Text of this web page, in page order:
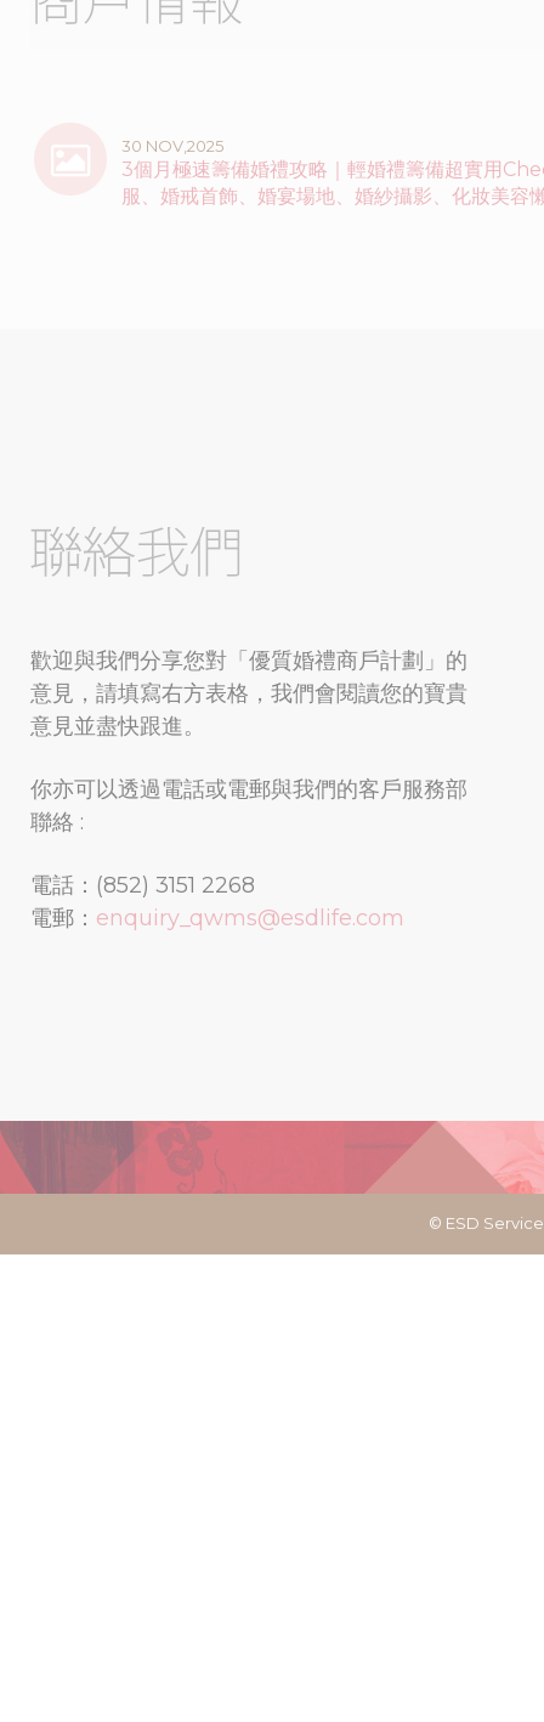
30 NOV,2025
3個月極速籌備婚禮攻略｜輕婚禮籌備超實用
服、婚戒首飾、婚宴場地、婚紗攝影、化妝美容
歡迎與我們分享您對「優質婚禮商戶計劃」的
意見，請填寫右方表格，我們會閱讀您的寶貴
意見並盡快跟進。
你亦可以透過電話或電郵與我們的客戶服務部
聯絡 :
電話：(852) 3151 2268
電郵： enquiry_qwms@esdlife.com
© ESD